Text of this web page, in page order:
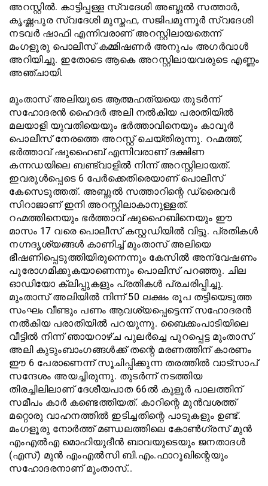
അറസ്റ്റിൽ. കാട്ടിപ്പള്ള സ്വദേശി അബ്ദു‌ൽ സത്താർ,
കൃഷ്ണപുര സ്വദേശി മുസ്തഫ, സജിപമുന്നൂർ സ്വദേശി
നടവർ ഷാഫി എന്നിവരാണ് അറസ്റ്റിലായതെന്ന്
മംഗളൂരു പൊലീസ് കമ്മിഷണർ അനുപം അഗർവാൾ
അറിയിച്ചു. ഇതോടെ ആകെ അറസ്റ്റിലായവരുടെ എണ്ണം
അഞ്ചായി.
മുംതാസ് അലിയുടെ ആത്മഹത്യയെ തുടർന്ന്
സഹോദരൻ ഹൈദർ അലി നൽകിയ പരാതിയിൽ
മലയാളി യുവതിയെയും ഭർത്താവിനെയും കാവൂർ
പൊലീസ് നേരത്തെ അറസ്റ്റ് ചെയ്തിരുന്നു. റഹ്മത്ത്,
ഭർത്താവ് ഷുഹൈബ് എന്നിവരാണ് ദക്ഷിണ
കന്നഡയിലെ ബണ്ട്വാളിൽ നിന്ന് അറസ്റ്റിലായത്.
ഇവരുൾപ്പെടെ 6 പേർക്കെതിരെയാണ് പൊലീസ്
കേസെടുത്തത്. അബ്ദു‌ൽ സത്താറിന്റെ ഡ്രൈവർ
സിറാജാണ് ഇനി അറസ്റ്റിലാകാനുള്ളത്.
റഹ്മത്തിനെയും ഭർത്താവ് ഷുഹൈബിനെയും ഈ
മാസം 17 വരെ പൊലീസ് കസ്റ്റഡിയിൽ വിട്ടു. പ്രതികൾ
നഗ്നദൃശ്യങ്ങൾ കാണിച്ച് മുംതാസ് അലിയെ
ഭീഷണിപ്പെടുത്തിയിരുന്നെന്നും കേസിൽ അന്വേഷണം
പുരോഗമിക്കുകയാണെന്നും പൊലീസ് പറഞ്ഞു. ചില
ഓഡിയോ ക്ലിപ്പുകളും പ്രതികൾ പ്രചരിപ്പിച്ചു.
മുംതാസ് അലിയിൽ നിന്ന് 50 ലക്ഷം രൂപ തട്ടിയെടുത്ത
സംഘം വീണ്ടും പണം ആവശ്യപ്പെട്ടെന്ന് സഹോദരൻ
നൽകിയ പരാതിയിൽ പറയുന്നു. ബൈക്കംപാടിയിലെ
വീട്ടിൽ നിന്ന് ഞായറാഴ്ച പുലർച്ചെ പുറപ്പെട്ട മുംതാസ്
അലി കുടുംബാംഗങ്ങൾക്ക് തന്റെ മരണത്തിന് കാരണം
ഈ 6 പേരാണെന്ന് സൂചിപ്പിക്കുന്ന തരത്തിൽ വാട്സാപ്
സന്ദേശം അയച്ചിരുന്നു. തുടർന്ന് നടത്തിയ
തിരച്ചിലിലാണ് ദേശീയപാത 66ൽ കുളൂർ പാലത്തിന്
സമീപം കാർ കണ്ടെത്തിയത്. കാറിന്റെ മുൻവശത്ത്
മറ്റൊരു വാഹനത്തിൽ ഇടിച്ചതിന്റെ പാടുകളും ഉണ്ട്.
മംഗളൂരു നോർത്ത് മണ്ഡലത്തിലെ കോൺഗ്രസ് മുൻ
എംഎൽഎ മൊഹിയുദീൻ ബാവയുടെയും ജനതാദൾ
(എസ്) മുൻ എംഎൽസി ബി.എം.ഫാറൂഖിന്റെയും
സഹോദരനാണ് മുംതാസ്..